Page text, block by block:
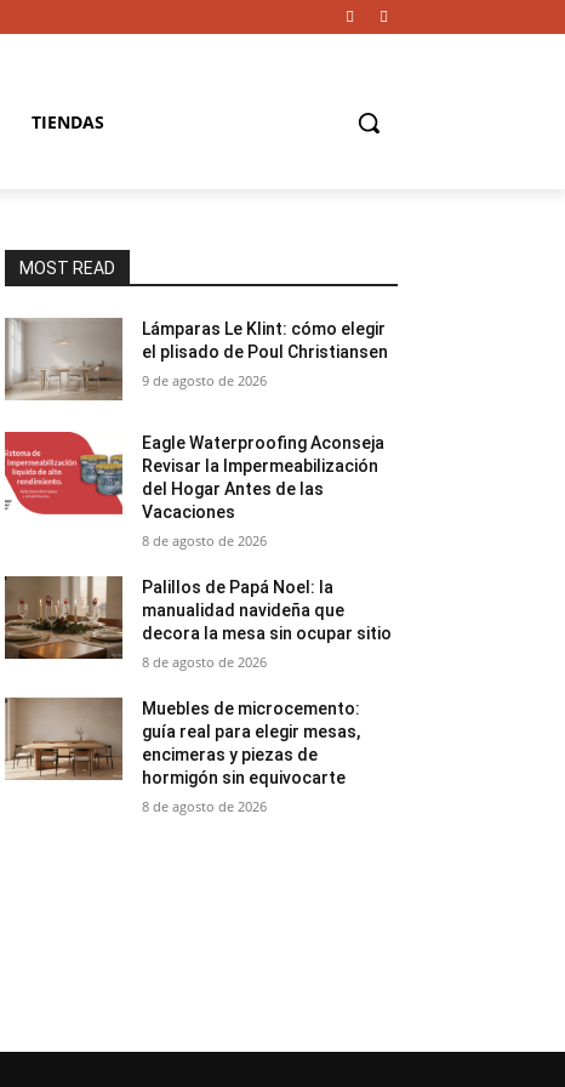
TIENDAS
MOST READ
Lámparas Le Klint: cómo elegir
el plisado de Poul Christiansen
9 de agosto de 2026
Eagle Waterproofing Aconseja
Revisar la Impermeabilización
del Hogar Antes de las
Vacaciones
8 de agosto de 2026
Palillos de Papá Noel: la
manualidad navideña que
decora la mesa sin ocupar sitio
8 de agosto de 2026
Muebles de microcemento:
guía real para elegir mesas,
encimeras y piezas de
hormigón sin equivocarte
8 de agosto de 2026